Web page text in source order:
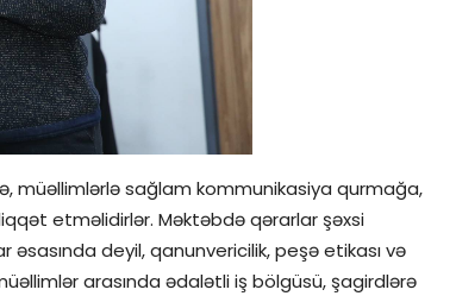
müəllimlərlə sağlam kommunikasiya qurmağa,
etməlidirlər. Məktəbdə qərarlar şəxsi
deyil, qanunvericilik, peşə etikası və
arasında ədalətli iş bölgüsü, şagirdlərə